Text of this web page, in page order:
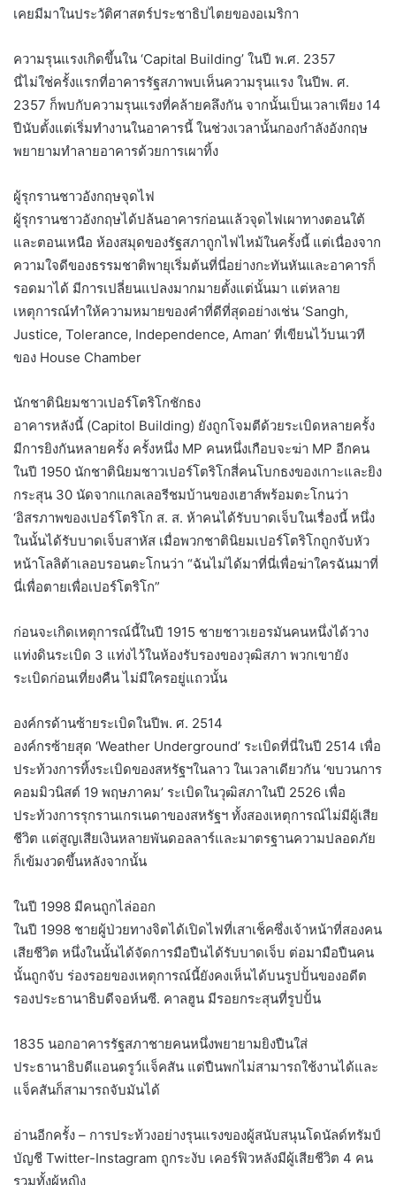
เคยมีมาในประวัติศาสตร์ประชาธิปไตยของอเมริกา
ความรุนแรงเกิดขึ้นใน ‘Capital Building’ ในปี พ.ศ. 2357
นี่ไม่ใช่ครั้งแรกที่อาคารรัฐสภาพบเห็นความรุนแรง ในปีพ. ศ.
2357 ก็พบกับความรุนแรงที่คล้ายคลึงกัน จากนั้นเป็นเวลาเพียง 14
ปีนับตั้งแต่เริ่มทำงานในอาคารนี้ ในช่วงเวลานั้นกองกำลังอังกฤษ
พยายามทำลายอาคารด้วยการเผาทิ้ง
ผู้รุกรานชาวอังกฤษจุดไฟ
ผู้รุกรานชาวอังกฤษได้ปล้นอาคารก่อนแล้วจุดไฟเผาทางตอนใต้
และตอนเหนือ ห้องสมุดของรัฐสภาถูกไฟไหม้ในครั้งนี้ แต่เนื่องจาก
ความใจดีของธรรมชาติพายุเริ่มต้นที่นี่อย่างกะทันหันและอาคารก็
รอดมาได้ มีการเปลี่ยนแปลงมากมายตั้งแต่นั้นมา แต่หลาย
เหตุการณ์ทำให้ความหมายของคำที่ดีที่สุดอย่างเช่น ‘Sangh,
Justice, Tolerance, Independence, Aman’ ที่เขียนไว้บนเวที
ของ House Chamber
นักชาตินิยมชาวเปอร์โตริโกชักธง
อาคารหลังนี้ (Capitol Building) ยังถูกโจมตีด้วยระเบิดหลายครั้ง
มีการยิงกันหลายครั้ง ครั้งหนึ่ง MP คนหนึ่งเกือบจะฆ่า MP อีกคน
ในปี 1950 นักชาตินิยมชาวเปอร์โตริโกสี่คนโบกธงของเกาะและยิง
กระสุน 30 นัดจากแกลเลอรีชมบ้านของเฮาส์พร้อมตะโกนว่า
‘อิสรภาพของเปอร์โตริโก ส. ส. ห้าคนได้รับบาดเจ็บในเรื่องนี้ หนึ่ง
ในนั้นได้รับบาดเจ็บสาหัส เมื่อพวกชาตินิยมเปอร์โตริโกถูกจับหัว
หน้าโลลิต้าเลอบรอนตะโกนว่า “ฉันไม่ได้มาที่นี่เพื่อฆ่าใครฉันมาที่
นี่เพื่อตายเพื่อเปอร์โตริโก”
ก่อนจะเกิดเหตุการณ์นี้ในปี 1915 ชายชาวเยอรมันคนหนึ่งได้วาง
แท่งดินระเบิด 3 แท่งไว้ในห้องรับรองของวุฒิสภา พวกเขายัง
ระเบิดก่อนเที่ยงคืน ไม่มีใครอยู่แถวนั้น
องค์กรด้านซ้ายระเบิดในปีพ. ศ. 2514
องค์กรซ้ายสุด ‘Weather Underground’ ระเบิดที่นี่ในปี 2514 เพื่อ
ประท้วงการทิ้งระเบิดของสหรัฐฯในลาว ในเวลาเดียวกัน ‘ขบวนการ
คอมมิวนิสต์ 19 พฤษภาคม’ ระเบิดในวุฒิสภาในปี 2526 เพื่อ
ประท้วงการรุกรานเกรเนดาของสหรัฐฯ ทั้งสองเหตุการณ์ไม่มีผู้เสีย
ชีวิต แต่สูญเสียเงินหลายพันดอลลาร์และมาตรฐานความปลอดภัย
ก็เข้มงวดขึ้นหลังจากนั้น
ในปี 1998 มีคนถูกไล่ออก
ในปี 1998 ชายผู้ป่วยทางจิตได้เปิดไฟที่เสาเช็คซึ่งเจ้าหน้าที่สองคน
เสียชีวิต หนึ่งในนั้นได้จัดการมือปืนได้รับบาดเจ็บ ต่อมามือปืนคน
นั้นถูกจับ ร่องรอยของเหตุการณ์นี้ยังคงเห็นได้บนรูปปั้นของอดีต
รองประธานาธิบดีจอห์นซี. คาลฮูน มีรอยกระสุนที่รูปปั้น
1835 นอกอาคารรัฐสภาชายคนหนึ่งพยายามยิงปืนใส่
ประธานาธิบดีแอนดรูว์แจ็คสัน แต่ปืนพกไม่สามารถใช้งานได้และ
แจ็คสันก็สามารถจับมันได้
อ่านอีกครั้ง – การประท้วงอย่างรุนแรงของผู้สนับสนุนโดนัลด์ทรัมป์
บัญชี Twitter-Instagram ถูกระงับ เคอร์ฟิวหลังมีผู้เสียชีวิต 4 คน
รวมทั้งผู้หญิง